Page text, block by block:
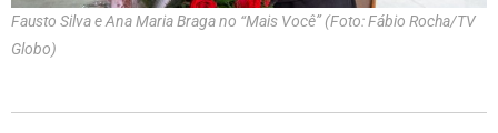
Fausto Silva e Ana Maria Braga no “Mais Você” (Foto: Fábio Rocha/TV
Globo)